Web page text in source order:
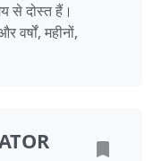
से दोस्त हैं।
वर्षों, महीनों,